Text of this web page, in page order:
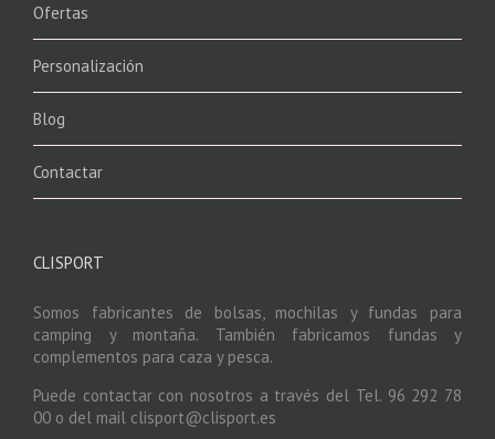
Ofertas
Personalización
Blog
Contactar
CLISPORT
Somos fabricantes de bolsas, mochilas y fundas para
camping y montaña. También fabricamos fundas y
complementos para caza y pesca.
Puede contactar con nosotros a través del Tel. 96 292 78
00 o del mail clisport@clisport.es